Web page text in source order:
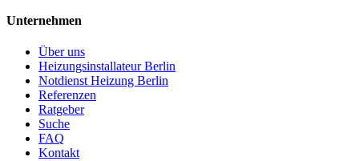
Unternehmen
Über uns
Heizungsinstallateur Berlin
Notdienst Heizung Berlin
Referenzen
Ratgeber
Suche
FAQ
Kontakt